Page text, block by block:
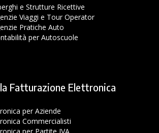
e Strutture Ricettive
Viaggi e Tour Operator
Pratiche Auto
per Autoscuole
Fatturazione Elettronica
per Aziende
Commercialisti
per Partite IVA